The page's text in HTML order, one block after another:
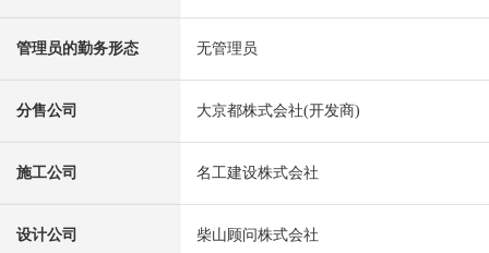
管理员的勤务形态 无管理员
分售公司 大京都株式会社(开发商)
施工公司 名工建设株式会社
设计公司 柴山顾问株式会社